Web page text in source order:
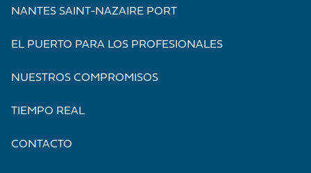
NANTES SAINT-NAZAIRE PORT
EL PUERTO PARA LOS PROFESIONALES
NUESTROS COMPROMISOS
TIEMPO REAL
CONTACTO